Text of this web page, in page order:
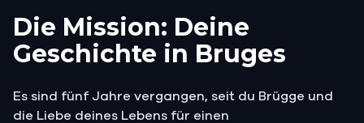
Die Mission: Deine
Geschichte in Bruges
Es sind fünf Jahre vergangen, seit du Brügge und
die Liebe deines Lebens für einen